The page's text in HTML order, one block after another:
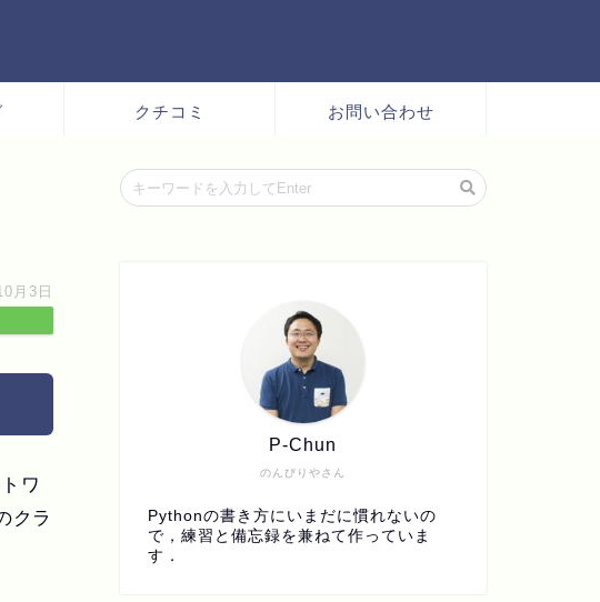
クチコミ お問い合わせ
月3日
ワ
クラ
のんびりやさん
P-Chun
Pythonの書き方にいまだに慣れないの
で，練習と備忘録を兼ねて作っていま
す．